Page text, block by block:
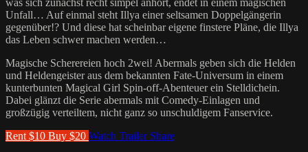
was sich zunächst recht simpel anhört, endet in einem magischen
Unfall… Auf einmal steht Illya einer seltsamen Doppelgängerin
gegenüber!? Und diese hat scheinbar eigene finstere Pläne, die Illya
das Leben schwer machen werden…
Magische Scherereien hoch 2wei! Abermals geben sich die Helden
und Heldengeister aus dem bekannten Fate-Universum in einem
kunterbunten Magical Girl Spin-off-Abenteuer ein Stelldichein.
Dabei glänzt die Serie abermals mit Comedy-Einlagen und
großzügig verteiltem, nicht ganz so unschuldigem Fanservice.
Rent $10 Buy $20 Watch Trailer Share